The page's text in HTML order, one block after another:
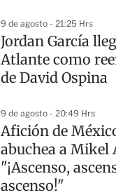
9 de agosto - 21:25 Hrs
Jordan García
Atlante como
de David Ospina
9 de agosto - 20:49 Hrs
Afición de
abuchea a Mikel
"¡Ascenso,
ascenso!"